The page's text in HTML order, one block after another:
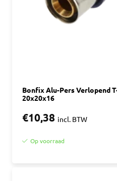
Bonfix Alu-Pers Verlopend
20x20x16
€10,38 incl. BTW
Op voorraad